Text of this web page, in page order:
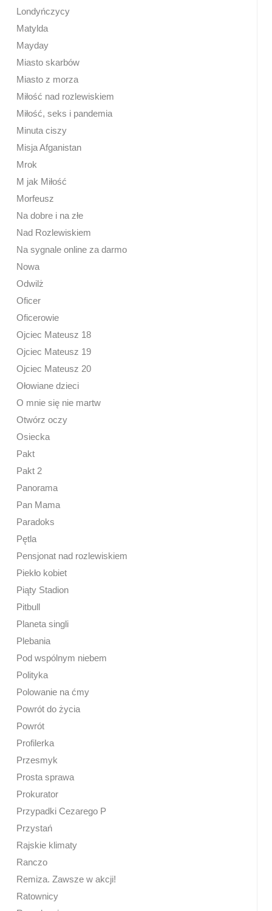
Londyńczycy
Matylda
Mayday
Miasto skarbów
Miasto z morza
Miłość nad rozlewiskiem
Miłość, seks i pandemia
Minuta ciszy
Misja Afganistan
Mrok
M jak Miłość
Morfeusz
Na dobre i na złe
Nad Rozlewiskiem
Na sygnale online za darmo
Nowa
Odwilż
Oficer
Oficerowie
Ojciec Mateusz 18
Ojciec Mateusz 19
Ojciec Mateusz 20
Ołowiane dzieci
O mnie się nie martw
Otwórz oczy
Osiecka
Pakt
Pakt 2
Panorama
Pan Mama
Paradoks
Pętla
Pensjonat nad rozlewiskiem
Piekło kobiet
Piąty Stadion
Pitbull
Planeta singli
Plebania
Pod wspólnym niebem
Polityka
Polowanie na ćmy
Powrót do życia
Powrót
Profilerka
Przesmyk
Prosta sprawa
Prokurator
Przypadki Cezarego P
Przystań
Rajskie klimaty
Ranczo
Remiza. Zawsze w akcji!
Ratownicy